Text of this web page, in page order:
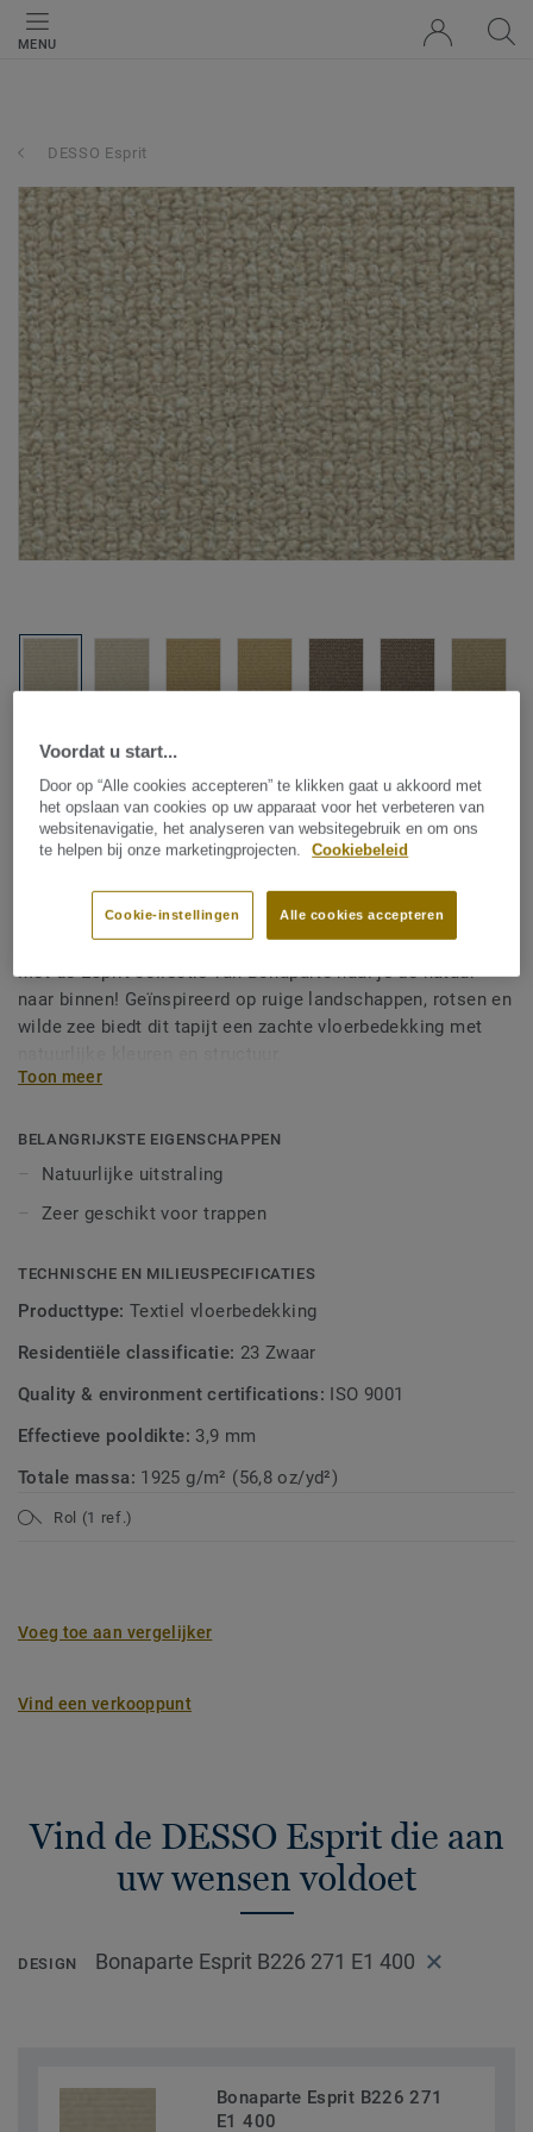
MENU
DESSO Esprit
Kamerbreed tapijt|Vloerkleden op maat
DESSO Esprit - Bonaparte
Met de Esprit collectie van Bonaparte haal je de natuur
naar binnen! Geïnspireerd op ruige landschappen, rotsen en
wilde zee biedt dit tapijt een zachte vloerbedekking met
Toon meer
BELANGRIJKSTE EIGENSCHAPPEN
Natuurlijke uitstraling
Zeer geschikt voor trappen
TECHNISCHE EN MILIEUSPECIFICATIES
Producttype: Textiel vloerbedekking
Residentiële classificatie: 23 Zwaar
Quality & environment certifications: ISO 9001
Effectieve pooldikte: 3,9 mm
Totale massa: 1925 g/m² (56,8 oz/yd²)
Rol (1 ref.)
Voeg toe aan vergelijker
Vind een verkooppunt
Vind de DESSO Esprit die aan
uw wensen voldoet
DESIGN Bonaparte Esprit B226 271 E1 400
Bonaparte Esprit B226 271
E1 400
Voordat u start...
Door op “Alle cookies accepteren” te klikken gaat u akkoord met
het opslaan van cookies op uw apparaat voor het verbeteren van
websitenavigatie, het analyseren van websitegebruik en om ons
te helpen bij onze marketingprojecten.
Cookiebeleid
Alle cookies accepteren
Cookie-instellingen